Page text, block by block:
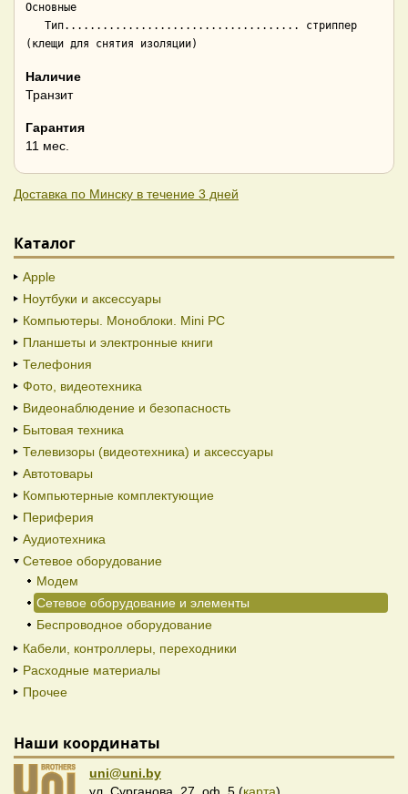
Основные
Наличие
Транзит
Гарантия
11 мес.
Доставка по Минску в течение 3 дней
Каталог
Apple
Ноутбуки и аксессуары
Компьютеры. Моноблоки. Mini PC
Планшеты и электронные книги
Телефония
Фото, видеотехника
Видеонаблюдение и безопасность
Бытовая техника
Телевизоры (видеотехника) и аксессуары
Автотовары
Компьютерные комплектующие
Периферия
Аудиотехника
Сетевое оборудование
Модем
Сетевое оборудование и элементы
Беспроводное оборудование
Кабели, контроллеры, переходники
Расходные материалы
Прочее
Наши координаты
uni@uni.by